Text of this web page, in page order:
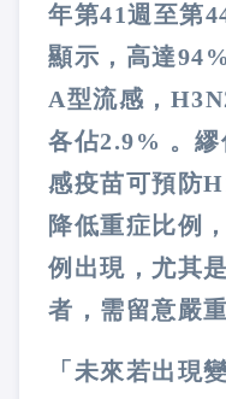
年第41週至第
顯示，高達
A型流感，
各佔2.9% 。
感疫苗可預防
降低重症比例
例出現，尤其
者，需留意嚴
「未來若出現